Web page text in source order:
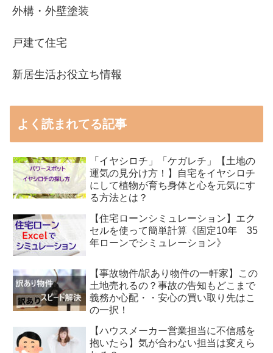
外構・外壁塗装
戸建て住宅
新居生活お役立ち情報
よく読まれてる記事
「イヤシロチ」「ケガレチ」【土地の
運気の見分け方！】自宅をイヤシロチ
にして植物が育ち身体と心を元気にす
る方法とは？
【住宅ローンシミュレーション】エク
セルを使って簡単計算《固定10年 35
年ローンでシミュレーション》
【事故物件/訳あり物件の一軒家】この
土地売れるの？事故の告知もどこまで
義務か心配・・安心の買い取り先はこ
の一択！
【ハウスメーカー営業担当に不信感を
抱いたら】気が合わない担当は変えら